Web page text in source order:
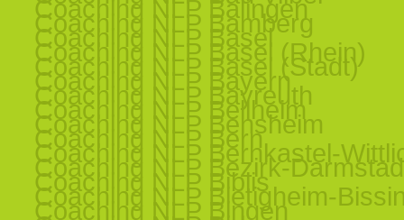
Coaching NLP Balingen
Coaching NLP Bamberg
Coaching NLP Basel
Coaching NLP Basel (Rhein)
Coaching NLP Basel (Stadt)
Coaching NLP Bayern
Coaching NLP Bayreuth
Coaching NLP Bellheim
Coaching NLP Bensheim
Coaching NLP Bern
Coaching NLP Bernkastel-
Coaching NLP Bezirk-
Coaching NLP Biblis
Coaching NLP Bietigheim-
Coaching NLP Bingen